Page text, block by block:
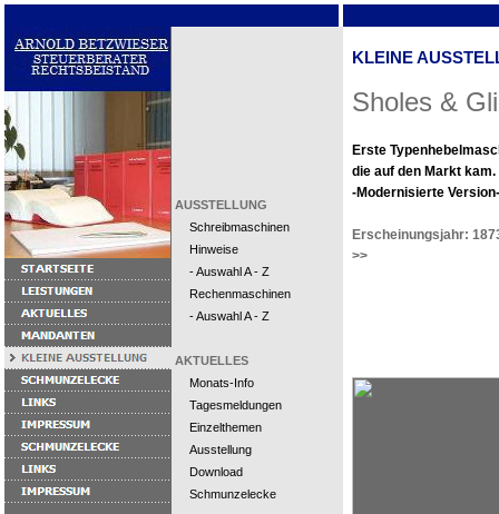
AUSSTELLUNG
Schreibmaschinen
Hinweise
- Auswahl A - Z
Rechenmaschinen
- Auswahl A - Z
AKTUELLES
Monats-Info
Tagesmeldungen
Einzelthemen
Ausstellung
Download
Schmunzelecke
KLEINE
Sholes &
Erste
die auf den Markt kam.
-Modernisierte Version-
Erscheinungsjahr:
>>